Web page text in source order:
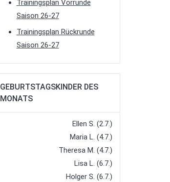
Trainingsplan Vorrunde
Saison 26-27
Trainingsplan Rückrunde
Saison 26-27
GEBURTSTAGSKINDER DES
MONATS
Ellen S. (2.7.)
Maria L. (4.7.)
Theresa M. (4.7.)
Lisa L. (6.7.)
Holger S. (6.7.)